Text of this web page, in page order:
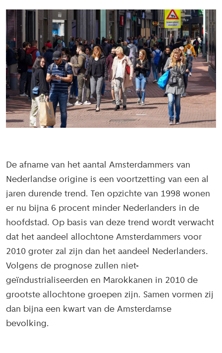
De afname van het aantal Amsterdammers van
Nederlandse origine is een voortzetting van een al
jaren durende trend. Ten opzichte van 1998 wonen
er nu bijna 6 procent minder Nederlanders in de
hoofdstad. Op basis van deze trend wordt verwacht
dat het aandeel allochtone Amsterdammers voor
2010 groter zal zijn dan het aandeel Nederlanders.
Volgens de prognose zullen niet-
geïndustrialiseerden en Marokkanen in 2010 de
grootste allochtone groepen zijn. Samen vormen zij
dan bijna een kwart van de Amsterdamse
bevolking.